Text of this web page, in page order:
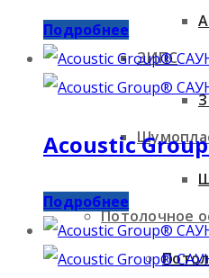
ЗИПС
Потолочное
Подробнее
Acoustic
Подробнее